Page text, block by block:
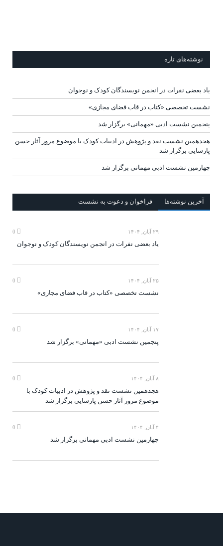
نوشته‌های تازه
یاد بعضی نفرات در انجمن نویسندگان کودک و نوجوان
نشست تخصصی «کتاب در قاب فضای مجازی»
پنجمین نشست ادبی «مهمانی» برگزار شد
هجدهمین نشست نقد و پژوهش در ادبیات کودک با موضوع مرور آثار حسن
پارسایی برگزار شد
چهارمین نشست ادبی مهمانی برگزار شد
آخرين‌ نوشته‌ها فراخوان و دعوت به نشست
۲۹ آبان, ۱۴۰۴
یاد بعضی نفرات در انجمن نویسندگان کودک و نوجوان
۲۵ آبان, ۱۴۰۴
نشست تخصصی «کتاب در قاب فضای مجازی»
۱۷ آبان, ۱۴۰۴
پنجمین نشست ادبی «مهمانی» برگزار شد
۸ آبان, ۱۴۰۴
هجدهمین نشست نقد و پژوهش در ادبیات کودک با
موضوع مرور آثار حسن پارسایی برگزار شد
۴ آبان, ۱۴۰۴
چهارمین نشست ادبی مهمانی برگزار شد